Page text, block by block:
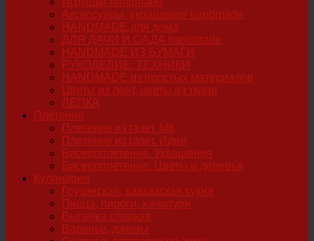
Аксессуары, украшения handmade
HANDMADE для дома
ДЛЯ ДАЧИ И САДА handmade
HANDMADE ИЗ БУМАГИ
РУКОДЕЛИЕ. ТЕХНИКИ
HANDMADE из простых материалов
Цветы из лент, цветы из ткани
ЛЕПКА
Плетение
Плетение из газет. МК
Плетение из газет. Идеи
Бисероплетение. Украшения
Бисероплетение. Цветы и деревья
Кулинария
Грузинская, кавказская кухня
Пицца, пироги, хачапури
Выпечка сладкая
Варенье, джемы